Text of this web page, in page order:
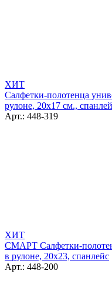
ХИТ
Салфетки-полотенца
рулоне, 20x17 см.,
Арт.: 448-319
ХИТ
СМАРТ Салфетки-
в рулоне, 20x23, спанлейс
Арт.: 448-200